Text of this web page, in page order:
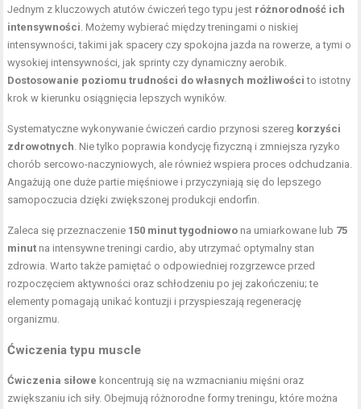
Jednym z kluczowych atutów ćwiczeń tego typu jest różnorodność ich
intensywności. Możemy wybierać między treningami o niskiej
intensywności, takimi jak spacery czy spokojna jazda na rowerze, a tymi o
wysokiej intensywności, jak sprinty czy dynamiczny aerobik.
Dostosowanie poziomu trudności do własnych możliwości to istotny
krok w kierunku osiągnięcia lepszych wyników.
Systematyczne wykonywanie ćwiczeń cardio przynosi szereg korzyści
zdrowotnych. Nie tylko poprawia kondycję fizyczną i zmniejsza ryzyko
chorób sercowo-naczyniowych, ale również wspiera proces odchudzania.
Angażują one duże partie mięśniowe i przyczyniają się do lepszego
samopoczucia dzięki zwiększonej produkcji endorfin.
Zaleca się przeznaczenie 150 minut tygodniowo na umiarkowane lub 75
minut na intensywne treningi cardio, aby utrzymać optymalny stan
zdrowia. Warto także pamiętać o odpowiedniej rozgrzewce przed
rozpoczęciem aktywności oraz schłodzeniu po jej zakończeniu; te
elementy pomagają unikać kontuzji i przyspieszają regenerację
organizmu.
Ćwiczenia typu muscle
Ćwiczenia siłowe koncentrują się na wzmacnianiu mięśni oraz
zwiększaniu ich siły. Obejmują różnorodne formy treningu, które można